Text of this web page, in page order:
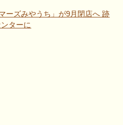
ーズみやうち」が9月閉店へ 跡
ターに